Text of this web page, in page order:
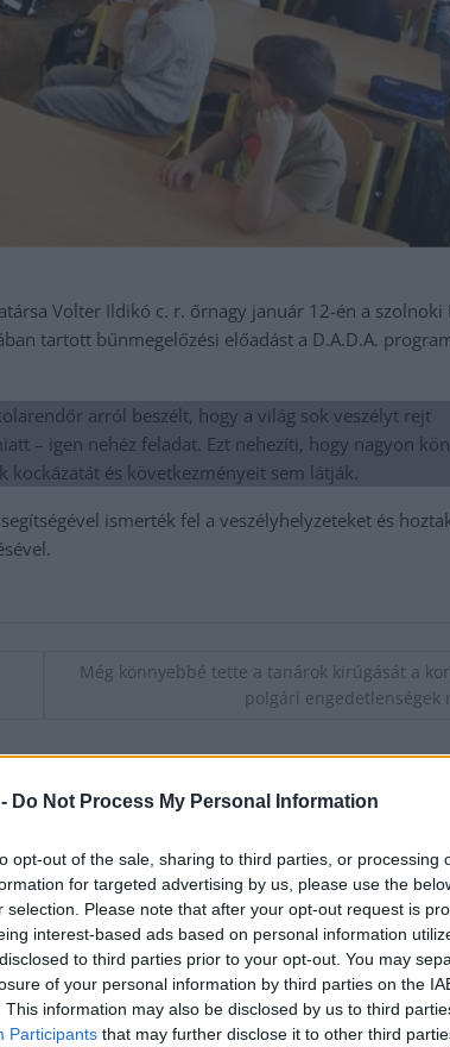
Do Not Process My Personal Information
opt-out of the sale, sharing to third parties, or processing
for targeted advertising by us, please use the
selection. Please note that after your opt-out request is
interest-based ads based on personal information
to third parties prior to your opt-out. You may
of your personal information by third parties on the
This information may also be disclosed by us to third
Participants that may further disclose it to other third
Volter Ildikó c. r. őrnagy január 12-én a szolnoki
tartott bűnmegelőzési előadást a D.A.D.A.
arról beszélt, hogy a világ sok veszélyt rejt
– igen nehéz feladat. Ezt nehezíti, hogy nagyon
és következményeit sem látják.
ismerték fel a veszélyhelyzeteket és
Még könnyebbé tette a tanárok kirúgását a
polgári engedetlenségek